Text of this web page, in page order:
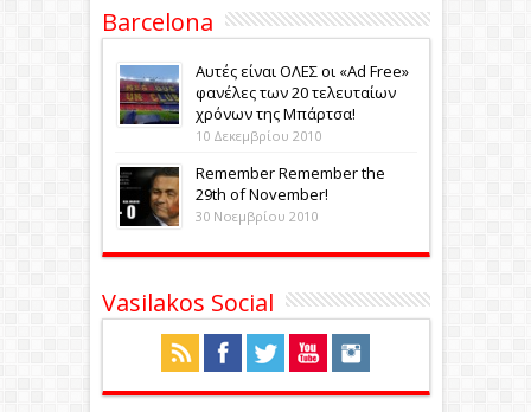
Barcelona
Αυτές είναι ΟΛΕΣ οι «Ad Free»
φανέλες των 20 τελευταίων
χρόνων της Μπάρτσα!
10 Δεκεμβρίου 2010
Remember Remember the
29th of November!
30 Νοεμβρίου 2010
Vasilakos Social